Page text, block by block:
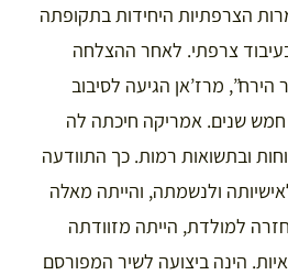
הצרפתיות היחידות בתקופתה
צרפתי. לאחר ההצלחה
מרז’אן הגיעה לסיבוב
שנים. אמריקה חיכתה לה
ובתשואות רמות. כך התוודעה
ולנשמתה, והייתה מאלה
למולדת, הייתה מזוודתה
הינה ביצועה לשיר המפורסם